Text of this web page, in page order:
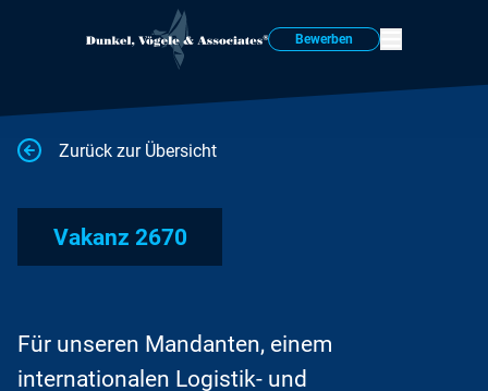
Bewerben
Zurück zur Übersicht
Vakanz 2670
Für unseren Mandanten, einem
internationalen Logistik- und